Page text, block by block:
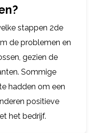
stappen 2de
de problemen en
gezien de
Sommige
hadden om een
positieve
het bedrijf.